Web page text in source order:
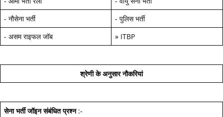
- नौसेना भर्ती - पुलिस भर्ती
- असम राइफल जॉब » ITBP
श्रेणी के अनुसार नौकरियां
सेना भर्ती जॉइन संबंधित प्रश्न:-